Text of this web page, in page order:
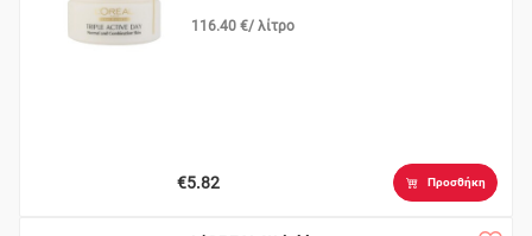
116.40 €/ λίτρο
€5.82 Προσθήκη